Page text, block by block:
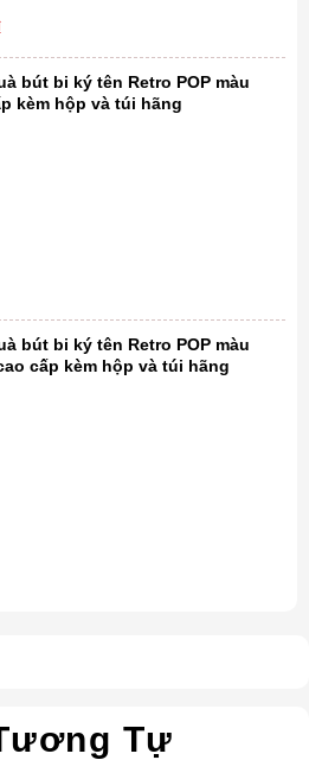
bút bi ký tên Retro POP màu
kèm hộp và túi hãng
bút bi ký tên Retro POP màu
cấp kèm hộp và túi hãng
Tự